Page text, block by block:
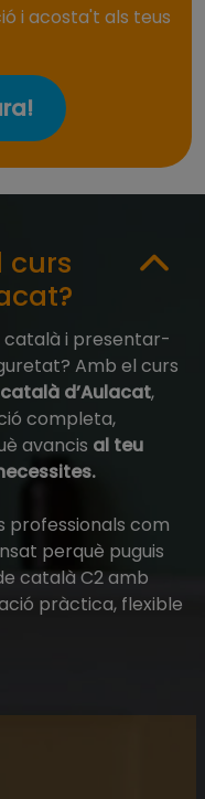
i acosta't als teus
curs
català i presentar-
Amb el curs
d’Aulacat,
completa,
avancis al teu
professionals com
perquè puguis
català C2 amb
pràctica, flexible